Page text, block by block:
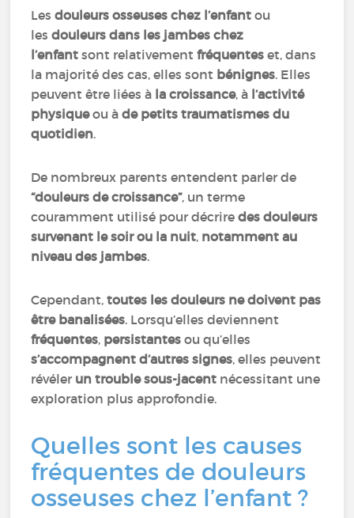
Lesdouleurs osseuses chez l’enfant ou
lesdouleurs dans les jambes chez
l’enfant sont relativementfréquenteset, dans
la majorité des cas, elles sont bénignes. Elles
peuvent être liées à la croissance, à l’activité
physiqueou àde petits traumatismes du
quotidien.
De nombreux parents entendent parler de
“douleurs de croissance”, un terme
couramment utilisé pour décriredes douleurs
survenant le soir ou la nuit, notamment au
niveau des jambes.
Cependant,toutes les douleurs ne doivent pas
être banalisées. Lorsqu’elles deviennent
fréquentes, persistantesou qu’elles
s’accompagnent d’autres signes, elles peuvent
révéler un trouble sous-jacent nécessitant une
exploration plus approfondie.
Quelles sont les causes
fréquentes de douleurs
osseuses chez l’enfant ?